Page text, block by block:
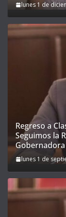
lunes 1 de
Regreso a
Seguimos la
lunes 1 de